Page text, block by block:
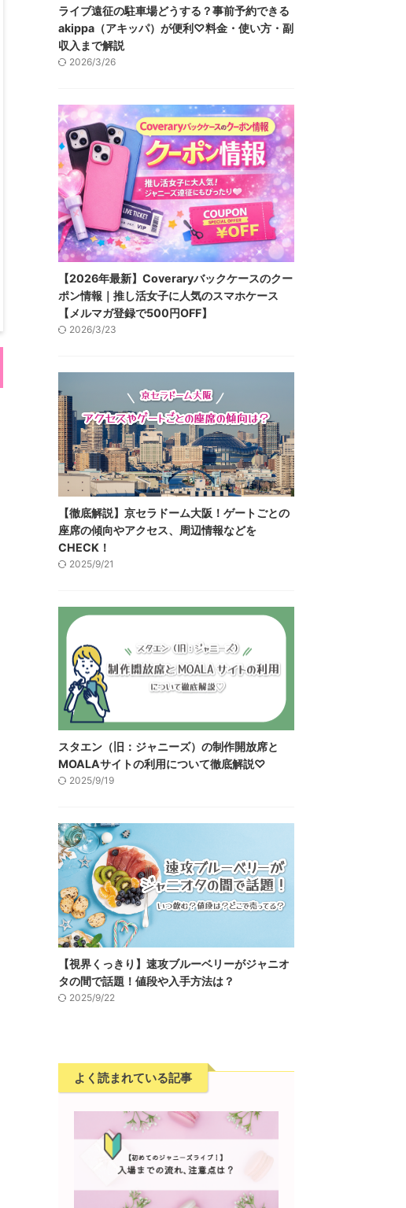
ライブ遠征の駐車場どうする？事前予約できる
akippa（アキッパ）が便利♡料金・使い方・副
収入まで解説
2026/3/26
【2026年最新】Coveraryバックケースのクー
ポン情報｜推し活女子に人気のスマホケース
【メルマガ登録で500円OFF】
2026/3/23
【徹底解説】京セラドーム大阪！ゲートごとの
座席の傾向やアクセス、周辺情報などを
CHECK！
2025/9/21
スタエン（旧：ジャニーズ）の制作開放席と
MOALAサイトの利用について徹底解説♡
2025/9/19
【視界くっきり】速攻ブルーベリーがジャニオ
タの間で話題！値段や入手方法は？
2025/9/22
よく読まれている記事